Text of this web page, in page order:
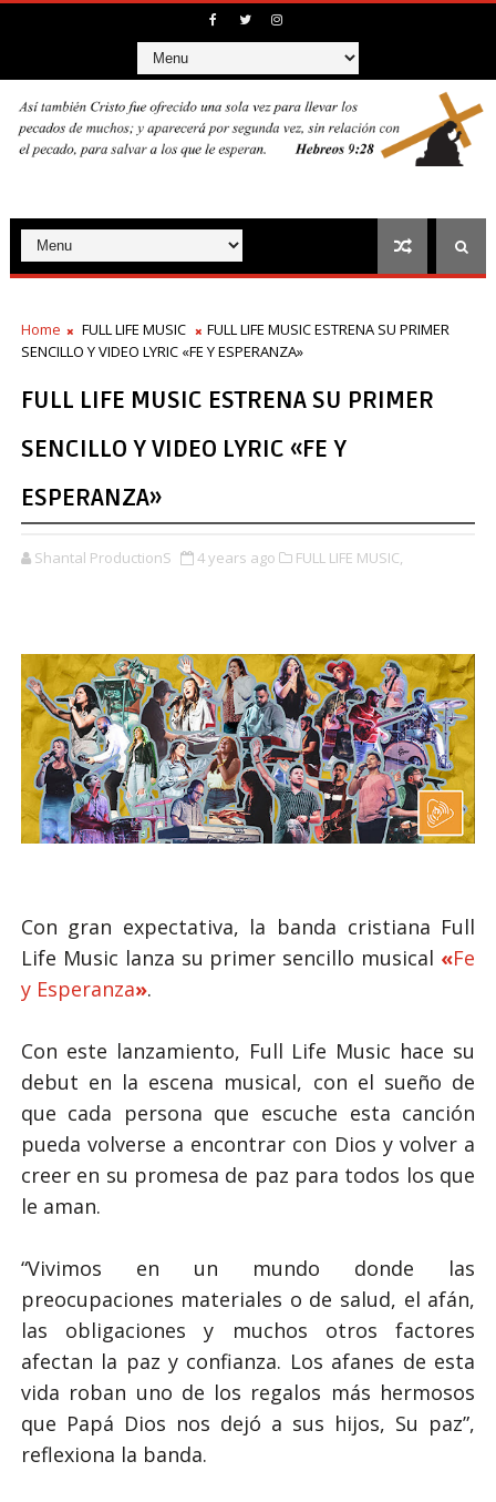
Home FULL LIFE MUSIC
FULL LIFE MUSIC ESTRENA SU PRIMER
SENCILLO Y VIDEO LYRIC «FE Y ESPERANZA»
FULL LIFE MUSIC ESTRENA SU PRIMER
SENCILLO Y VIDEO LYRIC «FE Y
ESPERANZA»
Shantal ProductionS 4 years ago FULL LIFE MUSIC,
Con gran expectativa, la banda cristiana Full
Life Music lanza su primer sencillo musical «Fe
y Esperanza».
Con este lanzamiento, Full Life Music hace su
debut en la escena musical, con el sueño de
que cada persona que escuche esta canción
pueda volverse a encontrar con Dios y volver a
creer en su promesa de paz para todos los que
le aman.
“Vivimos en un mundo donde las
preocupaciones materiales o de salud, el afán,
las obligaciones y muchos otros factores
afectan la paz y confianza. Los afanes de esta
vida roban uno de los regalos más hermosos
que Papá Dios nos dejó a sus hijos, Su paz”,
reflexiona la banda.